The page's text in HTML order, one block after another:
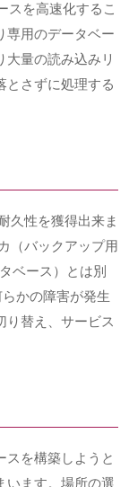
スを高速化するこ
専用のデータベー
大量の読み込みリ
とさずに処理する
久性を獲得出来ま
（バックアップ用
ベース）とは別
らかの障害が発生
り替え、サービス
スを構築しようと
います。場所の選